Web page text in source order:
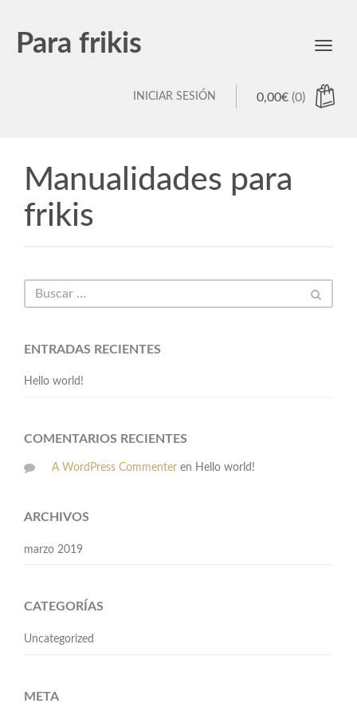
Para frikis
Toggle
0,00€ (0)
INICIAR SESIÓN
Manualidades para
frikis
ENTRADAS RECIENTES
Hello world!
COMENTARIOS RECIENTES
A WordPress Commenter en Hello world!
ARCHIVOS
marzo 2019
CATEGORÍAS
Uncategorized
META